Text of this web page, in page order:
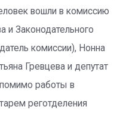
вошли в комиссию
и Законодательного
комиссии), Нонна
Гревцева и депутат
работы в
реготделения